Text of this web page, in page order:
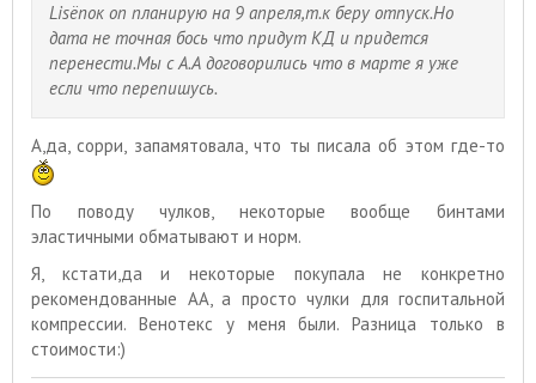
Lisёnок оп планирую на 9 апреля,т.к беру отпуск.Но
дата не точная бось что придут КД и придется
перенести.Мы с А.А договорились что в марте я уже
если что перепишусь.
А,да, сорри, запамятовала, что ты писала об этом где-то
По поводу чулков, некоторые вообще бинтами
эластичными обматывают и норм.
Я, кстати,да и некоторые покупала не конкретно
рекомендованные АА, а просто чулки для госпитальной
компрессии. Венотекс у меня были. Разница только в
стоимости:)